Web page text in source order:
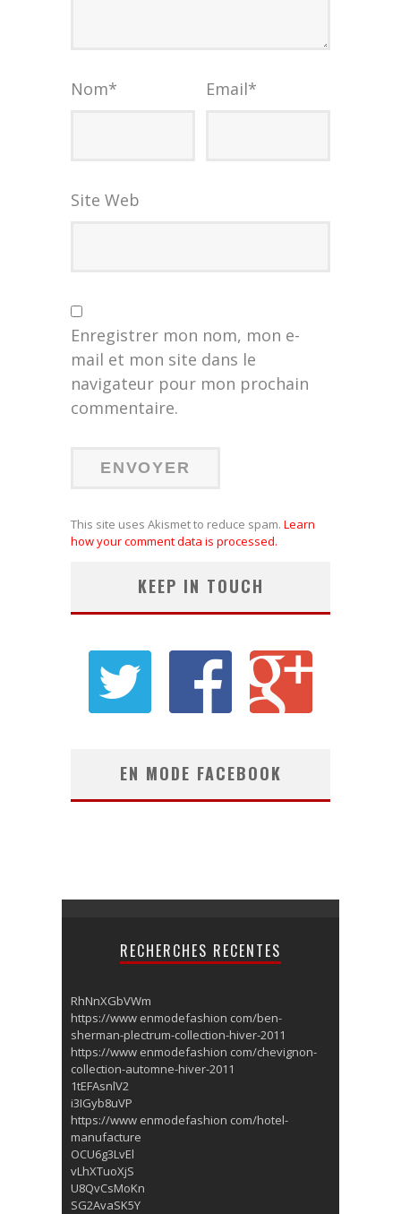
Nom* Email*
Site Web
Enregistrer mon nom, mon e-
mail et mon site dans le
navigateur pour mon prochain
commentaire.
This site uses Akismet to reduce spam. Learn
how your comment data is processed.
KEEP IN TOUCH
EN MODE FACEBOOK
RECHERCHES RECENTES
RhNnXGbVWm
https://www enmodefashion com/ben-
sherman-plectrum-collection-hiver-2011
https://www enmodefashion com/chevignon-
collection-automne-hiver-2011
1tEFAsnlV2
i3IGyb8uVP
https://www enmodefashion com/hotel-
manufacture
OCU6g3LvEl
vLhXTuoXjS
U8QvCsMoKn
SG2AvaSK5Y